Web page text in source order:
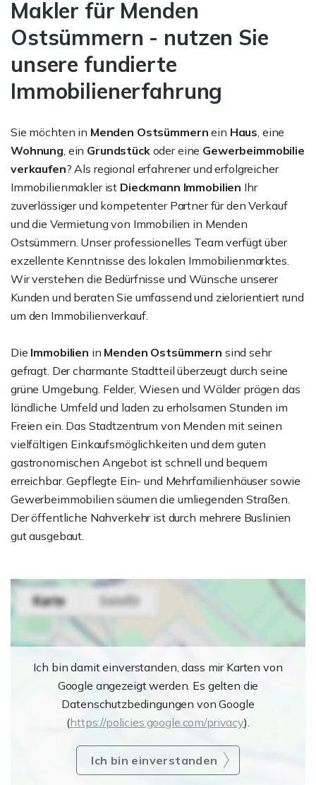
Makler für Menden
Ostsümmern - nutzen Sie
unsere fundierte
Immobilienerfahrung
Sie möchten in Menden Ostsümmernein Haus, eine
Wohnung, ein Grundstück oder eine Gewerbeimmobilie
verkaufen? Als regional erfahrener und erfolgreicher
Immobilienmakler ist Dieckmann Immobilien Ihr
zuverlässiger und kompetenter Partner für den Verkauf
und die Vermietung von Immobilien in Menden
Ostsümmern. Unser professionelles Team verfügt über
exzellente Kenntnisse des lokalen Immobilienmarktes.
Wir verstehen die Bedürfnisse und Wünsche unserer
Kunden und beraten Sie umfassend und zielorientiert rund
um den Immobilienverkauf.
Die Immobilien in Menden Ostsümmern sind sehr
gefragt. Der charmante Stadtteil überzeugt durch seine
grüne Umgebung. Felder, Wiesen und Wälder prägen das
ländliche Umfeld und laden zu erholsamen Stunden im
Freien ein. Das Stadtzentrum von Menden mit seinen
vielfältigen Einkaufsmöglichkeiten und dem guten
gastronomischen Angebot ist schnell und bequem
erreichbar. Gepflegte Ein- und Mehrfamilienhäuser sowie
Gewerbeimmobilien säumen die umliegenden Straßen.
Der öffentliche Nahverkehr ist durch mehrere Buslinien
gut ausgebaut.
Ich bin damit einverstanden, dass mir Karten von
Google angezeigt werden. Es gelten die
Datenschutzbedingungen von Google
(https://policies.google.com/privacy).
Ich bin einverstanden